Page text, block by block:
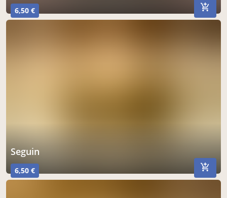
6,50 €
seguin
6,50 €